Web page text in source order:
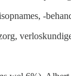
-